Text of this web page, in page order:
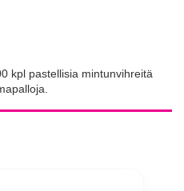
kpl pastellisia mintunvihreitä